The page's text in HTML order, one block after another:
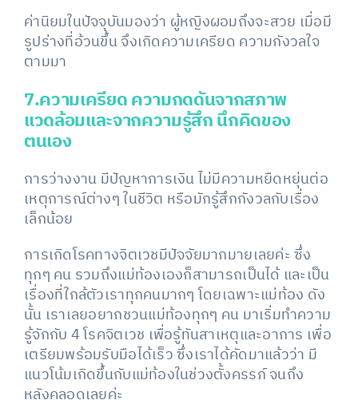
ค่านิยมในปัจจุบันมองว่า ผู้หญิงผอมถึงจะสวย เมื่อมี
รูปร่างที่อ้วนขึ้น จึงเกิดความเครียด ความกังวลใจ
ตามมา
7.ความเครียด ความกดดันจากสภาพ
แวดล้อมและจากความรู้สึก นึกคิดของ
ตนเอง
การว่างงาน มีปัญหาการเงิน ไม่มีความหยืดหยุ่นต่อ
เหตุการณ์ต่างๆ ในชีวิต หรือมักรู้สึกกังวลกับเรื่อง
เล็กน้อย
การเกิดโรคทางจิตเวชมีปัจจัยมากมายเลยค่ะ ซึ่ง
ทุกๆ คน รวมถึงแม่ท้องเองก็สามารถเป็นได้ และเป็น
เรื่องที่ใกล้ตัวเราทุกคนมากๆ โดยเฉพาะแม่ท้อง ดัง
นั้น เราเลยอยากชวนแม่ท้องทุกๆ คน มาเริ่มทำความ
รู้จักกับ 4 โรคจิตเวช เพื่อรู้ทันสาเหตุและอาการ เพื่อ
เตรียมพร้อมรับมือได้เร็ว ซึ่งเราได้คัดมาแล้วว่า มี
แนวโน้มเกิดขึ้นกับแม่ท้องในช่วงตั้งครรภ์ จนถึง
หลังคลอดเลยค่ะ